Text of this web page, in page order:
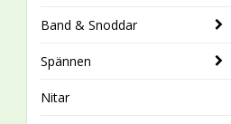
Band & Snoddar
Spännen
Nitar